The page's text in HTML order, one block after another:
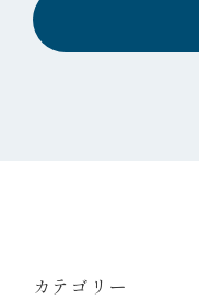
カテゴリー